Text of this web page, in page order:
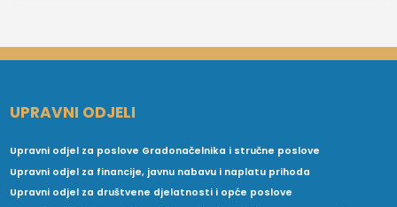
UPRAVNI ODJELI
Upravni odjel za poslove Gradonačelnika i stručne poslove
Upravni odjel za financije, javnu nabavu i naplatu prihoda
Upravni odjel za društvene djelatnosti i opće poslove